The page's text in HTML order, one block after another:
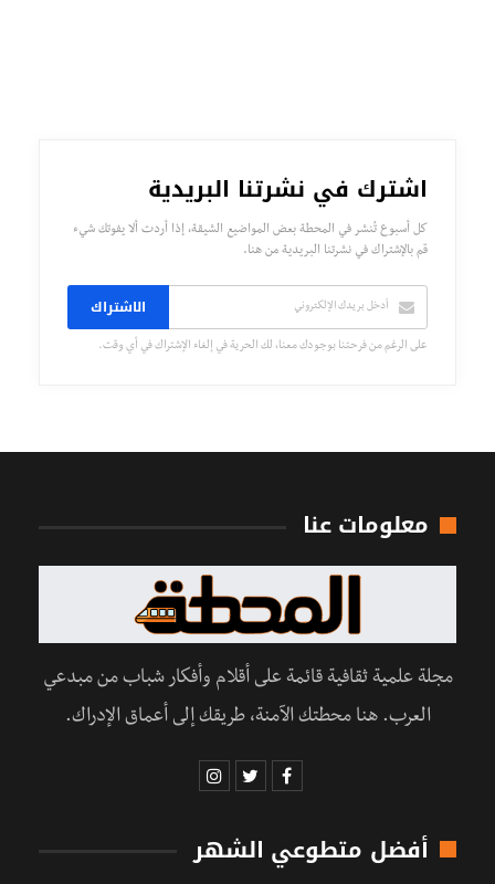
اشترك في نشرتنا البريدية
كل أسبوع تُنشر في المحطة بعض المواضيع الشيقة، إذا أردت ألا يفوتك شيء
قم بالإشتراك في نشرتنا البريدية من هنا.
الاشتراك
على الرغم من فرحتنا بوجودك معنا، لك الحرية في إلغاء الإشتراك في أي وقت.
معلومات عنا
مجلة علمية ثقافية قائمة على أقلام وأفكار شباب من مبدعي
العرب. هنا محطتك الآمنة، طريقك إلى أعماق الإدراك.
أفضل متطوعي الشهر